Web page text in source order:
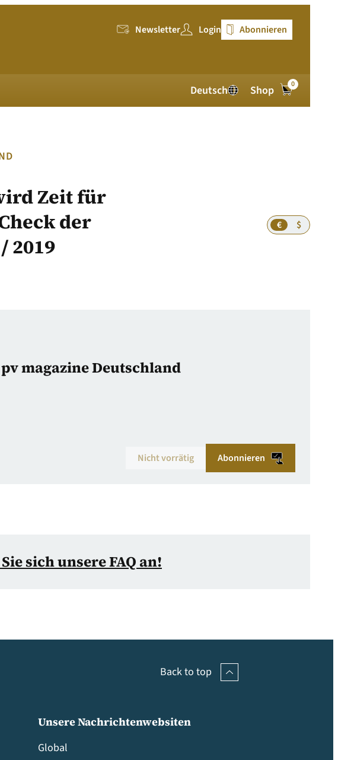
Newsletter Login Abonnieren
Deutsch Shop 0
Zeit für
der
2019
$
€
magazine Deutschland
Nicht vorrätig Abonnieren
sich unsere FAQ an!
Back to top
Unsere Nachrichtenwebsiten
Global